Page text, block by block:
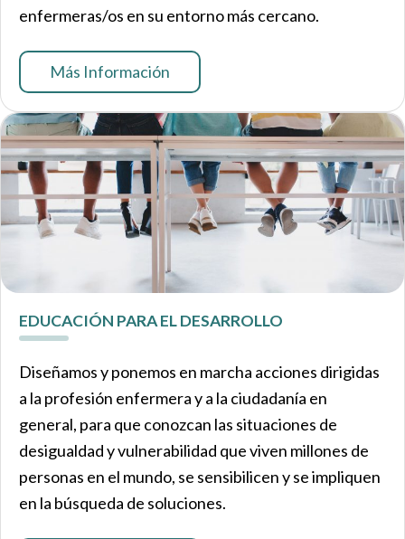
enfermeras/os en su entorno más cercano.
Más Información
EDUCACIÓN PARA EL DESARROLLO
Diseñamos y ponemos en marcha acciones dirigidas
a la profesión enfermera y a la ciudadanía en
general, para que conozcan las situaciones de
desigualdad y vulnerabilidad que viven millones de
personas en el mundo, se sensibilicen y se impliquen
en la búsqueda de soluciones.